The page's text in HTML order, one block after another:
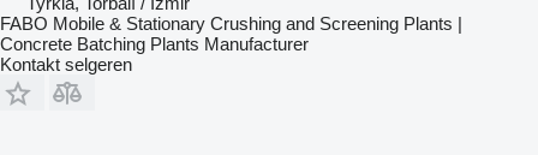
FABO Mobile & Stationary Crushing and Screening Plants |
Concrete Batching Plants Manufacturer
Kontakt selgeren